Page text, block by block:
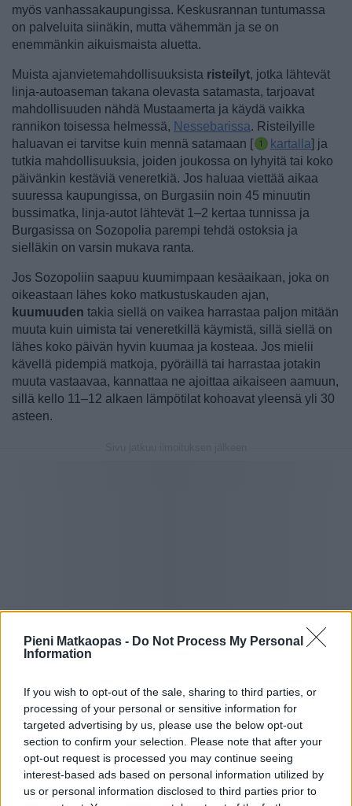
Pieni Matkaopas - Do Not Process My Personal
Information
If you wish to opt-out of the sale, sharing to third parties, or
processing of your personal or sensitive information for
targeted advertising by us, please use the below opt-out
section to confirm your selection. Please note that after your
opt-out request is processed you may continue seeing
interest-based ads based on personal information utilized by
us or personal information disclosed to third parties prior to
myös vanhassakaupungissa. Keskusrannan tuntumassa
on palveluita siinäkin, mutta vähemmän ja se on
enemmänkin aikuismaista aluetta.
Muista ajanvietemahdollisuuksista risteilyt, jotka lähtevät
linja-autoaseman takana olevasta satamasta, tarjoavat
mahdollisuuden nähdä Mustaamerta ja käydä vaikka
rannikon toisessa helmessä, Nessebarissa. Risteilyille
haluavan ei tarvitse kuin mennä satamaan [
kartalla] ja
tutkia mahdollisuuksia, joiden joukossa on lyhyitä tai koko
päivänkin kestäviä veneretkiä. Jos haluaa viettää aikaa
suuressa kaupungissa, on Burgasiin noin 45 minuutin
bussimatka, linja-autot lähtevät 1–2 kertaa tunnissa ja
Burgasissa on Sozopolia parempi tehdä ostoksia ja
sielläkin on varsin mukava ranta.
Jos Sozopoliin saapuu kuumimpaan kesäaikaan, joka on
oikeastaan lähes koko matkustuskauden ajan,
kuumuuden takia siellä on vaikea harrastaa paljon mitään
muuta kuin uimista tai veneretkillä käymistä, sillä siellä on
lähes koko päivän hyvin kuumaa ja kosteaa. Jos mielii
kävellä pidempiä matkoja, pyöräillä tai harrastaa jotakin
muuta vastaavaa, kannattaa ne ajoittaa aikaiseen aamuun,
sillä kello 11–12 alkaen lämpötilat kohoavat yleensä yli 30
asteen.
Get Your Guide -sivustolta voit hankkia liput
paikkoihin ja ajanvietteisiin Sozopolissa